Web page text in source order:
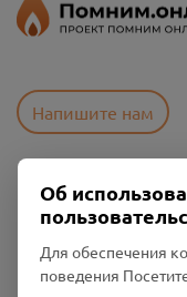
Напишите нам
Пользовательское
Политика
Промо-материалы
Об
Для обеспечения
поведения